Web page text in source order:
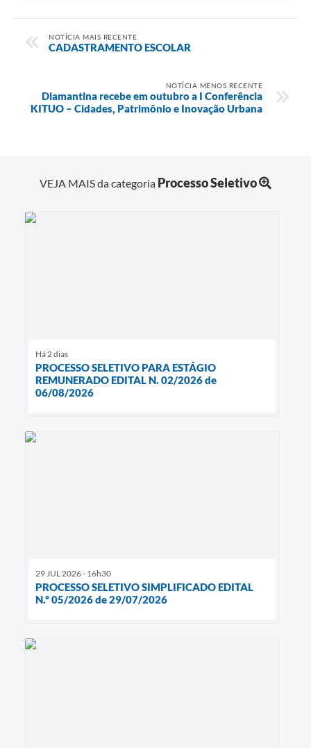
NOTÍCIA MAIS RECENTE
CADASTRAMENTO ESCOLAR
NOTÍCIA MENOS RECENTE
Diamantina recebe em outubro a I Conferência
KITUO – Cidades, Patrimônio e Inovação Urbana
VEJA MAIS da categoria Processo Seletivo
Há 2 dias
PROCESSO SELETIVO PARA ESTÁGIO
REMUNERADO EDITAL N. 02/2026 de
06/08/2026
29 JUL 2026 - 16h30
PROCESSO SELETIVO SIMPLIFICADO EDITAL
N.º 05/2026 de 29/07/2026